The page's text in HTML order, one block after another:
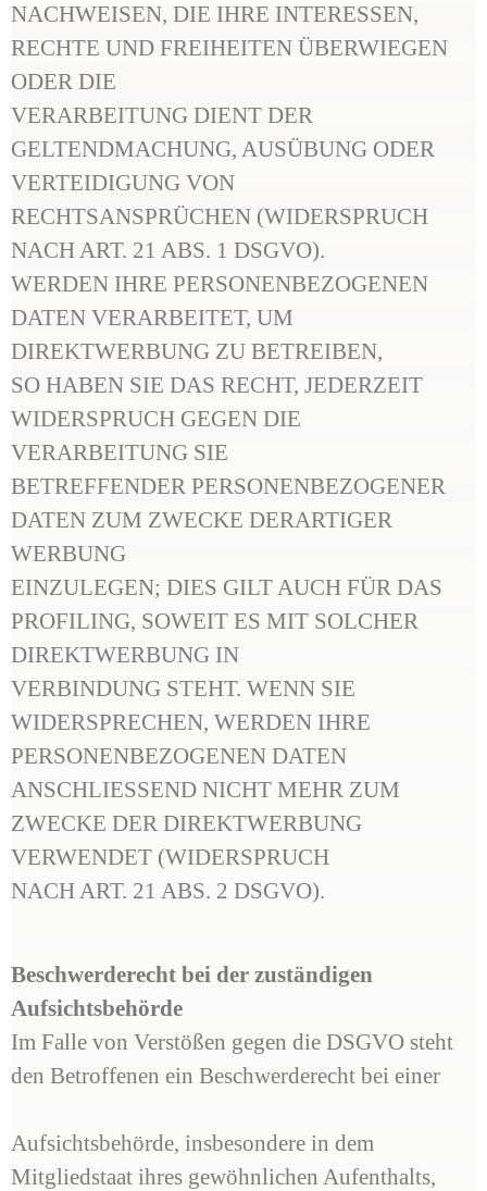
NACHWEISEN, DIE IHRE INTERESSEN,
RECHTE UND FREIHEITEN ÜBERWIEGEN
ODER DIE
VERARBEITUNG DIENT DER
GELTENDMACHUNG, AUSÜBUNG ODER
VERTEIDIGUNG VON
RECHTSANSPRÜCHEN (WIDERSPRUCH
NACH ART. 21 ABS. 1 DSGVO).
WERDEN IHRE PERSONENBEZOGENEN
DATEN VERARBEITET, UM
DIREKTWERBUNG ZU BETREIBEN,
SO HABEN SIE DAS RECHT, JEDERZEIT
WIDERSPRUCH GEGEN DIE
VERARBEITUNG SIE
BETREFFENDER PERSONENBEZOGENER
DATEN ZUM ZWECKE DERARTIGER
WERBUNG
EINZULEGEN; DIES GILT AUCH FÜR DAS
PROFILING, SOWEIT ES MIT SOLCHER
DIREKTWERBUNG IN
VERBINDUNG STEHT. WENN SIE
WIDERSPRECHEN, WERDEN IHRE
PERSONENBEZOGENEN DATEN
ANSCHLIESSEND NICHT MEHR ZUM
ZWECKE DER DIREKTWERBUNG
VERWENDET (WIDERSPRUCH
NACH ART. 21 ABS. 2 DSGVO).
Beschwerderecht bei der zuständigen
Aufsichtsbehörde
Im Falle von Verstößen gegen die DSGVO steht
den Betroffenen ein Beschwerderecht bei einer
Aufsichtsbehörde, insbesondere in dem
Mitgliedstaat ihres gewöhnlichen Aufenthalts,